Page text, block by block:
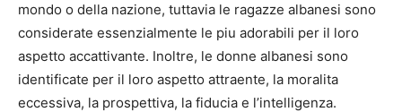
mondo o della nazione, tuttavia le ragazze albanesi sono
considerate essenzialmente le piu adorabili per il loro
aspetto accattivante. Inoltre, le donne albanesi sono
identificate per il loro aspetto attraente, la moralita
eccessiva, la prospettiva, la fiducia e l’intelligenza.